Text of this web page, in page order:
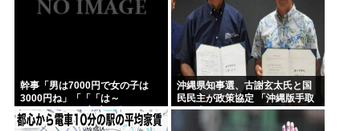
幹事「男は7000円で女の子は
3000円ね」「「「は～
い」」」」（ヽ´ん`）「あ？ ち
ょっと待てよ」
沖縄県知事選、古謝玄太氏と国
民民主が政策協定 「沖縄版手取
りを増やす政策」など5項目